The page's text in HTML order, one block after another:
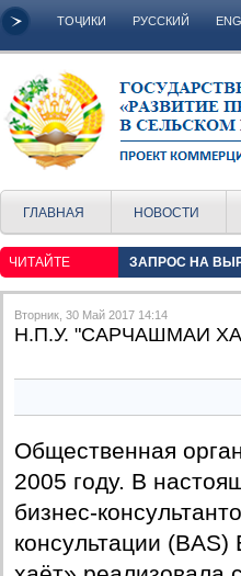
ТОҶИКИ РУССКИЙ
ГЛАВНАЯ НОВОСТИ
ЧИТАЙТЕ ЗАПРОС НА
Вторник, 30 Май 2017 14:14
Н.П.У. "САРЧАШМАИ
Общественная
2005 году. В
бизнес-
консультации